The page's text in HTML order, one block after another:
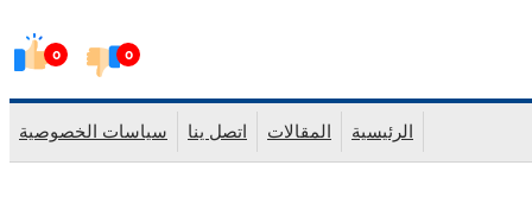
0 0
content
سياسات الخصوصية اتصل ينا المقالات الرئيسية